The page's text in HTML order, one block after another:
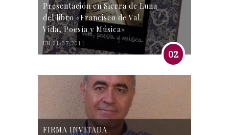
Presentación en Sierra de Luna
del libro «Francisco de Val.
Vida, Poesía y Música»
EN 31/07/2011
02
FIRMA INVITADA